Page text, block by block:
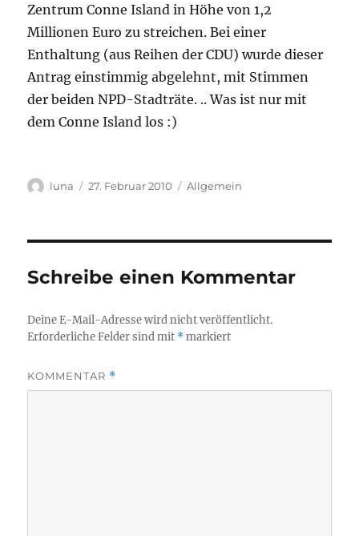
Zentrum Conne Island in Höhe von 1,2
Millionen Euro zu streichen. Bei einer
Enthaltung (aus Reihen der CDU) wurde dieser
Antrag einstimmig abgelehnt, mit Stimmen
der beiden NPD-Stadträte. .. Was ist nur mit
dem Conne Island los :)
Autor
luna
Veröffentlicht
27. Februar 2010 Kategorien
Allgemein
Schreibe einen Kommentar
Deine E-Mail-Adresse wird nicht veröffentlicht.
Erforderliche Felder sind mit *markiert
KOMMENTAR *